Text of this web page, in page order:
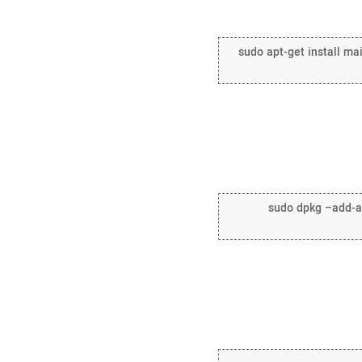
sudo apt-get install
sudo dpkg